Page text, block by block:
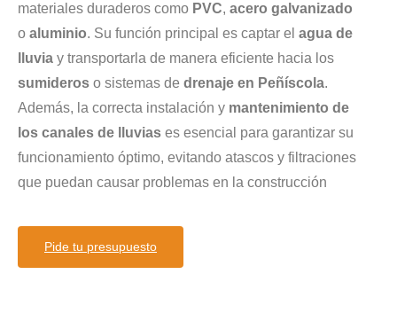
materiales duraderos como PVC, acero galvanizado
o aluminio. Su función principal es captar el agua de
lluvia y transportarla de manera eficiente hacia los
sumideros o sistemas de drenaje en Peñíscola.
Además, la correcta instalación y mantenimiento de
los canales de lluvias es esencial para garantizar su
funcionamiento óptimo, evitando atascos y filtraciones
que puedan causar problemas en la construcción
Pide tu presupuesto